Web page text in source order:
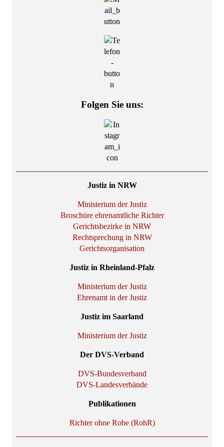
Folgen Sie uns:
Justiz in NRW
Ministerium der Justiz
Broschüre ehrenamtliche Richter
Gerichtsbezirke in NRW
Rechtsprechung in NRW
Gerichtsorganisation
Justiz in Rheinland-Pfalz
Ministerium der Justiz
Ehrenamt in der Justiz
Justiz im Saarland
Ministerium der Justiz
Der DVS-Verband
DVS-Bundesverband
DVS-Landesverbände
Publikationen
Richter ohne Robe (RohR)